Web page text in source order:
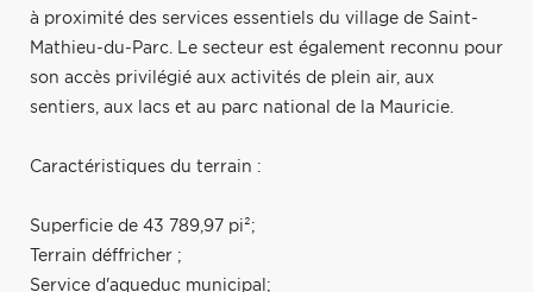
à proximité des services essentiels du village de Saint-
Mathieu-du-Parc. Le secteur est également reconnu pour
son accès privilégié aux activités de plein air, aux
sentiers, aux lacs et au parc national de la Mauricie.
Caractéristiques du terrain :
Superficie de 43 789,97 pi²;
Terrain déffricher ;
Service d'aqueduc municipal;